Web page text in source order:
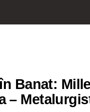
Banat:
–